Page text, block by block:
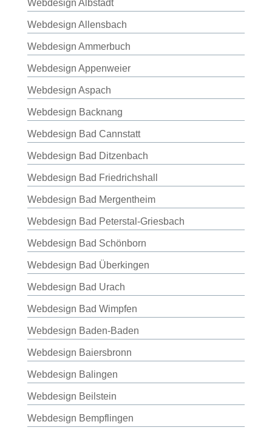
Webdesign Albstadt
Webdesign Allensbach
Webdesign Ammerbuch
Webdesign Appenweier
Webdesign Aspach
Webdesign Backnang
Webdesign Bad Cannstatt
Webdesign Bad Ditzenbach
Webdesign Bad Friedrichshall
Webdesign Bad Mergentheim
Webdesign Bad Peterstal-Griesbach
Webdesign Bad Schönborn
Webdesign Bad Überkingen
Webdesign Bad Urach
Webdesign Bad Wimpfen
Webdesign Baden-Baden
Webdesign Baiersbronn
Webdesign Balingen
Webdesign Beilstein
Webdesign Bempflingen